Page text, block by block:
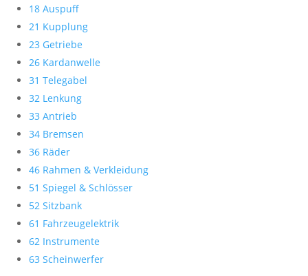
18 Auspuff
21 Kupplung
23 Getriebe
26 Kardanwelle
31 Telegabel
32 Lenkung
33 Antrieb
34 Bremsen
36 Räder
46 Rahmen & Verkleidung
51 Spiegel & Schlösser
52 Sitzbank
61 Fahrzeugelektrik
62 Instrumente
63 Scheinwerfer